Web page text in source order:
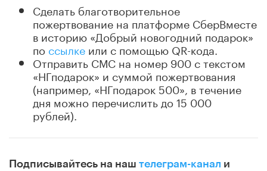
Сделать благотворительное
пожертвование на платформе СберВместе
в историю «Добрый новогодний подарок»
по ссылке или с помощью QR-кода.
Отправить СМС на номер 900 с текстом
«НГподарок» и суммой пожертвования
(например, «НГподарок 500», в течение
дня можно перечислить до 15 000
рублей).
Подписывайтесь на наш телеграм-канал и